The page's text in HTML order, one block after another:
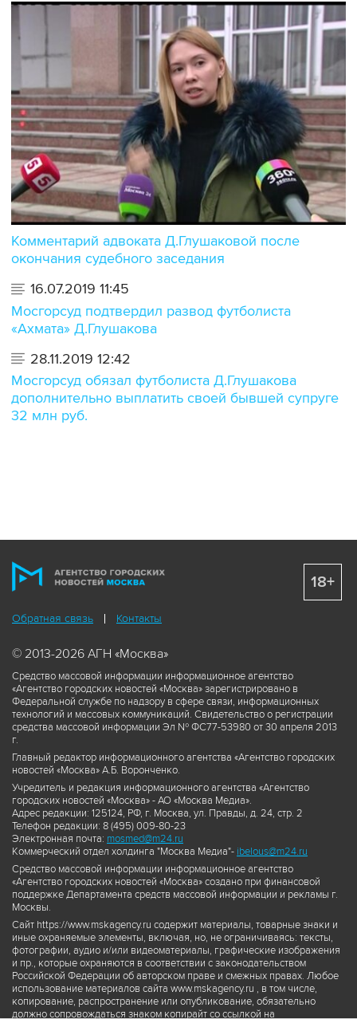
Комментарий адвоката Д.Глушаковой после
окончания судебного заседания
16.07.2019 11:45
Мосгорсуд подтвердил развод футболиста
«Ахмата» Д.Глушакова
28.11.2019 12:42
Мосгорсуд обязал футболиста Д.Глушакова
дополнительно выплатить своей бывшей супруге
32 млн руб.
Обратная связь Контакты
© 2013-2026 АГН «Москва»
Средство массовой информации информационное агентство
«Агентство городских новостей «Москва» зарегистрировано в
Федеральной службе по надзору в сфере связи, информационных
технологий и массовых коммуникаций. Свидетельство о регистрации
средства массовой информации Эл № ФС77-53980 от 30 апреля 2013
г.
Главный редактор информационного агентства «Агентство городских
новостей «Москва» А.Б. Воронченко.
Учредитель и редакция информационного агентства «Агентство
городских новостей «Москва» - АО «Москва Медиа».
Адрес редакции: 125124, РФ, г. Москва, ул. Правды, д. 24, стр. 2
Телефон редакции: 8 (495) 009-80-23
Электронная почта: mosmed@m24.ru
Коммерческий отдел холдинга "Москва Медиа"- ibelous@m24.ru
Средство массовой информации информационное агентство
«Агентство городских новостей «Москва» создано при финансовой
поддержке Департамента средств массовой информации и рекламы г.
Москвы.
Сайт https://www.mskagency.ru содержит материалы, товарные знаки и
иные охраняемые элементы, включая, но, не ограничиваясь: тексты,
фотографии, аудио и/или видеоматериалы, графические изображения
и пр., которые охраняются в соответствии с законодательством
Российской Федерации об авторском праве и смежных правах. Любое
использование материалов сайта www.mskagency.ru , в том числе,
копирование, распространение или опубликование, обязательно
должно сопровождаться знаком копирайт со ссылкой на
18+